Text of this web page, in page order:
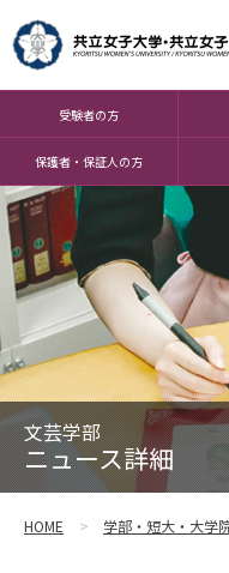
受験者の方
保護者・保証人の方
文芸学部
ニュース詳細
HOME 学部・短大・大学